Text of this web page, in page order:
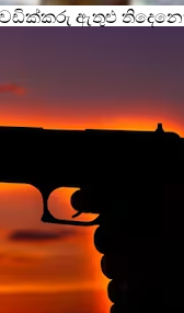
ඇතුළු